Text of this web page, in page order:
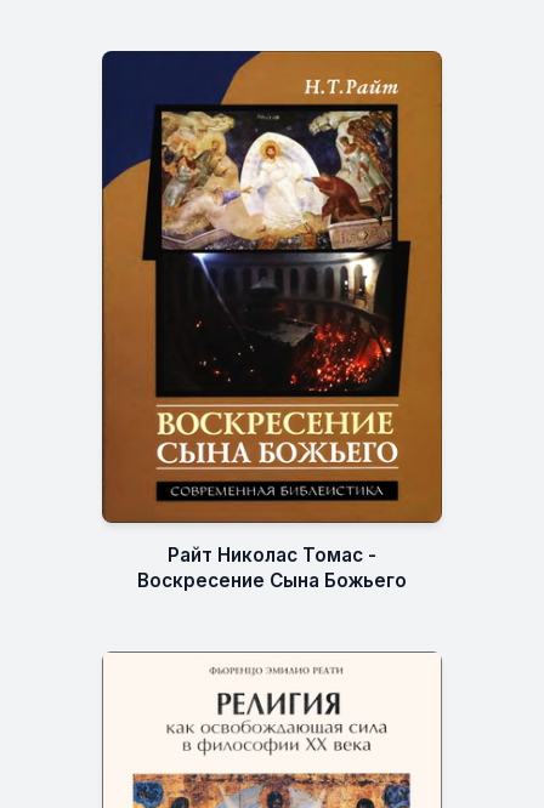
Райт Николас Томас -
Воскресение Сына Божьего